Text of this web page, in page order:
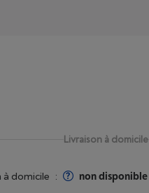
Livraison à domicile
à domicile : non disponible